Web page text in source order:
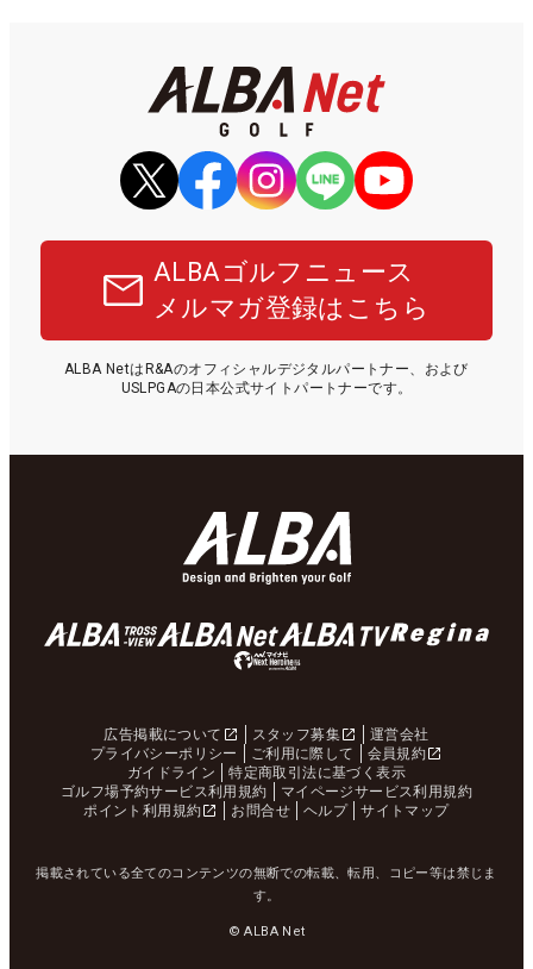
ALBAゴルフニュース
メルマガ登録はこちら
ALBA NetはR&Aのオフィシャルデジタルパートナー、および
USLPGAの日本公式サイトパートナーです。
広告掲載について スタッフ募集
運営会社
プライバシーポリシー
ご利用に際して
会員規約
ガイドライン
特定商取引法に基づく表示
ゴルフ場予約サービス利用規約
マイページサービス利用規約
ポイント利用規約
お問合せ ヘルプ サイトマップ
掲載されている全てのコンテンツの無断での転載、転用、コピー等は禁じま
す。
© ALBA Net